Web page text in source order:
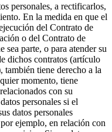
personales, a rectificarlos,
En la medida en que el
del Contrato de
o del Contrato de
sea parte, o para atender su
dichos contratos (artículo
tiene derecho a la
momento, tiene
con su
personales si el
datos personales
ejemplo, en relación con